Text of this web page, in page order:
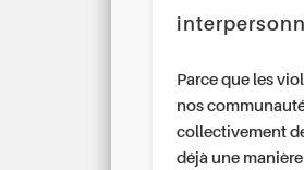
Parce que les
nos
collectivement
déjà une